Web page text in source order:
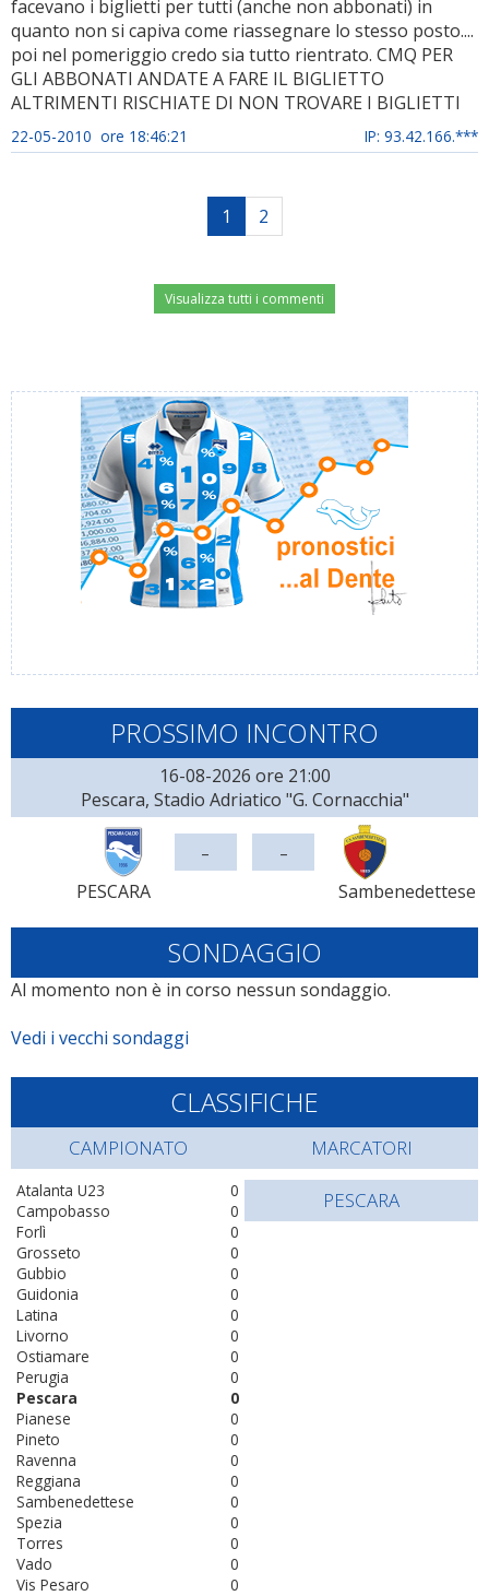
facevano i biglietti per tutti (anche non abbonati) in
quanto non si capiva come riassegnare lo stesso posto....
poi nel pomeriggio credo sia tutto rientrato. CMQ PER
GLI ABBONATI ANDATE A FARE IL BIGLIETTO
ALTRIMENTI RISCHIATE DI NON TROVARE I BIGLIETTI
22-05-2010 ore 18:46:21 IP: 93.42.166.***
1 2
Visualizza tutti i commenti
PROSSIMO INCONTRO
16-08-2026 ore 21:00
Pescara, Stadio Adriatico "G. Cornacchia"
PESCARA
- -
Sambenedettese
SONDAGGIO
Al momento non è in corso nessun sondaggio.
Vedi i vecchi sondaggi
CLASSIFICHE
CAMPIONATO
0
Atalanta U23
0
Campobasso
0
Forlì
0
Grosseto
0
Gubbio
0
Guidonia
0
Latina
0
Livorno
0
Ostiamare
0
Perugia
0
Pescara
0
Pianese
0
Pineto
0
Ravenna
0
Reggiana
0
Sambenedettese
0
Spezia
0
Torres
0
Vado
0
Vis Pesaro
MARCATORI
PESCARA